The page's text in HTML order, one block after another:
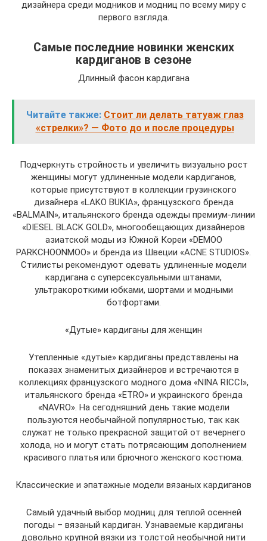
дизайнера среди модников и модниц по всему миру с
первого взгляда.
Самые последние новинки женских
кардиганов в сезоне
Длинный фасон кардигана
Читайте также: Стоит ли делать татуаж глаз
«стрелки»? — Фото до и после процедуры
Подчеркнуть стройность и увеличить визуально рост
женщины могут удлиненные модели кардиганов,
которые присутствуют в коллекции грузинского
дизайнера «LAKO BUKIA», французского бренда
«BALMAIN», итальянского бренда одежды премиум-линии
«DIESEL BLACK GOLD», многообещающих дизайнеров
азиатской моды из Южной Кореи «DEMOO
PARKCHOONMOO» и бренда из Швеции «ACNE STUDIOS».
Стилисты рекомендуют одевать удлиненные модели
кардигана с суперсексуальными штанами,
ультракороткими юбками, шортами и модными
ботфортами.
«Дутые» кардиганы для женщин
Утепленные «дутые» кардиганы представлены на
показах знаменитых дизайнеров и встречаются в
коллекциях французского модного дома «NINA RICCI»,
итальянского бренда «ETRO» и украинского бренда
«NAVRO». На сегодняшний день такие модели
пользуются необычайной популярностью, так как
служат не только прекрасной защитой от вечернего
холода, но и могут стать потрясающим дополнением
красивого платья или брючного женского костюма.
Классические и эпатажные модели вязаных кардиганов
Самый удачный выбор модниц для теплой осенней
погоды – вязаный кардиган. Узнаваемые кардиганы
довольно крупной вязки из толстой необычной нити